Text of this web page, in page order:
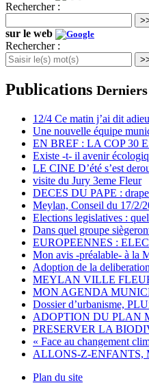
Rechercher :
sur le web
Rechercher :
Publications
12/4 Ce matin j’ai dit
Une nouvelle équipe
EN BREF : LA COP 30
Existe -t- il avenir
LE CINE D’été s’est
visite du Jury 3eme Fleur
DECES DU PAPE :
Meylan, Conseil du 17/2/
Elections legislatives :
Dans quel groupe
EUROPEENNES :
Mon avis -préalable- à la
Adoption de la
MEYLAN VILLE
MON AGENDA
Dossier d’urbanisme,
ADOPTION DU PLAN
PRESERVER LA
« Face au changement
ALLONS-Z-ENFANTS,
Plan du site